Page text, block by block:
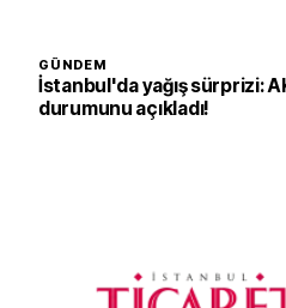
GÜNDEM
İstanbul'da yağış sürprizi:
durumunu açıkladı!